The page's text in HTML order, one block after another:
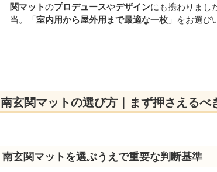
関マットのプロデュースやデザインにも携わりまし
当。「室内用から屋外用まで最適な一枚 」をお選び
南玄関マットの選び方｜まず押さえるべ
南玄関マットを選ぶうえで重要な判断基準